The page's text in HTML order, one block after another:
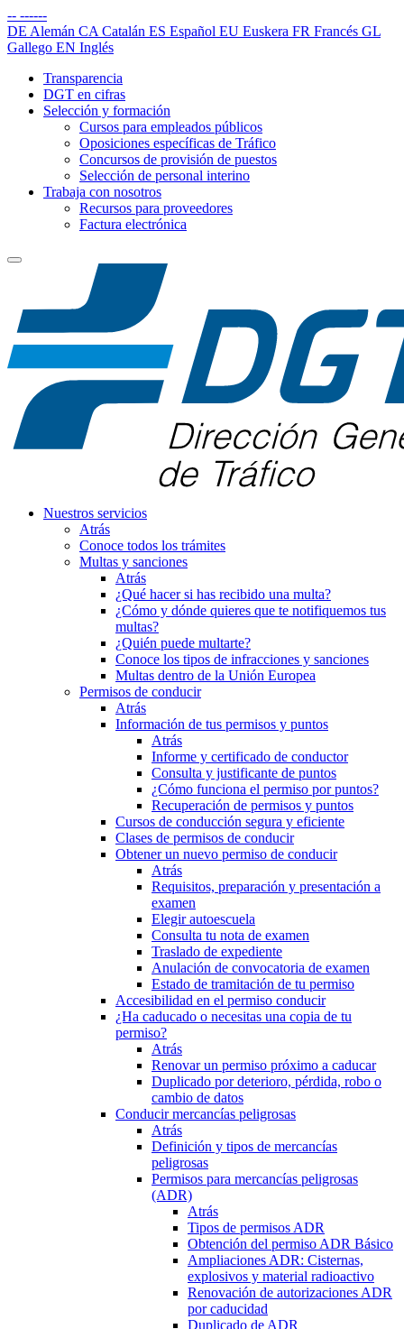
-- ------
DE Alemán CA Catalán ES Español EU Euskera FR Francés GL
Gallego EN Inglés
Transparencia
DGT en cifras
Selección y formación
Cursos para empleados públicos
Oposiciones específicas de Tráfico
Concursos de provisión de puestos
Selección de personal interino
Trabaja con nosotros
Recursos para proveedores
Factura electrónica
Nuestros servicios
Atrás
Conoce todos los trámites
Multas y sanciones
Atrás
¿Qué hacer si has recibido una multa?
¿Cómo y dónde quieres que te notifiquemos tus
multas?
¿Quién puede multarte?
Conoce los tipos de infracciones y sanciones
Multas dentro de la Unión Europea
Permisos de conducir
Atrás
Información de tus permisos y puntos
Atrás
Informe y certificado de conductor
Consulta y justificante de puntos
¿Cómo funciona el permiso por puntos?
Recuperación de permisos y puntos
Cursos de conducción segura y eficiente
Clases de permisos de conducir
Obtener un nuevo permiso de conducir
Atrás
Requisitos, preparación y presentación a
examen
Elegir autoescuela
Consulta tu nota de examen
Traslado de expediente
Anulación de convocatoria de examen
Estado de tramitación de tu permiso
Accesibilidad en el permiso conducir
¿Ha caducado o necesitas una copia de tu
permiso?
Atrás
Renovar un permiso próximo a caducar
Duplicado por deterioro, pérdida, robo o
cambio de datos
Conducir mercancías peligrosas
Atrás
Definición y tipos de mercancías
peligrosas
Permisos para mercancías peligrosas
(ADR)
Atrás
Tipos de permisos ADR
Obtención del permiso ADR Básico
Ampliaciones ADR: Cisternas,
explosivos y material radioactivo
Renovación de autorizaciones ADR
por caducidad
Duplicado de ADR